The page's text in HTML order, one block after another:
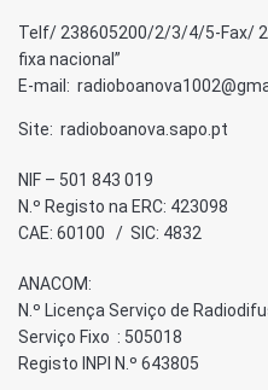
Telf/ 238605200/2/3/4/5-Fax/
fixa nacional”
E-mail:
Site: radioboanova.sapo.pt
NIF – 501 843 019
N.º Registo na ERC: 423098
CAE: 60100 / SIC: 4832
ANACOM:
N.º Licença Serviço de
Serviço Fixo : 505018
Registo INPI N.º 643805